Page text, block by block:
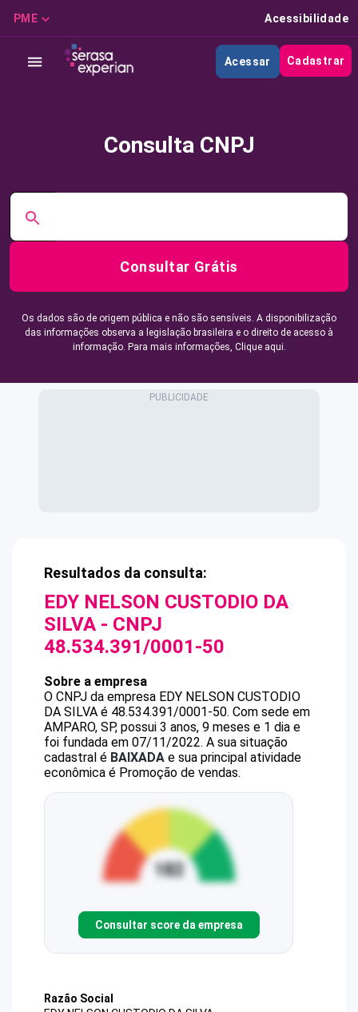
PME Acessibilidade
Acessar Cadastrar
Consulta CNPJ
Consultar Grátis
Os dados são de origem pública e não são sensíveis. A disponibilização
das informações observa a legislação brasileira e o direito de acesso à
informação. Para mais informações, Clique aqui.
Resultados da consulta:
EDY NELSON CUSTODIO DA
SILVA - CNPJ
48.534.391/0001-50
Sobre a empresa
O CNPJ da empresa EDY NELSON CUSTODIO
DA SILVA é 48.534.391/0001-50. Com sede em
AMPARO, SP, possui 3 anos, 9 meses e 1 dia e
foi fundada em 07/11/2022. A sua situação
cadastral é BAIXADA e sua principal atividade
econômica é Promoção de vendas.
Consultar score da empresa
Razão Social